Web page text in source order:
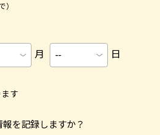
月 日
す
を記録しますか？